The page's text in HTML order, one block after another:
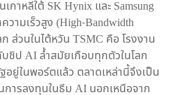
กาหลีใต้ SK Hynix และ Samsung
ามเร็วสูง (High-Bandwidth
ส่วนในไต้หวัน TSMC คือ โรงงาน
ชิป AI ล้ำสมัยเกือบทุกตัวในโลก
ยู่ในพอร์ตแล้ว ตลาดเหล่านี้จึงเป็น
การลงทุนในธีม AI นอกเหนือจาก